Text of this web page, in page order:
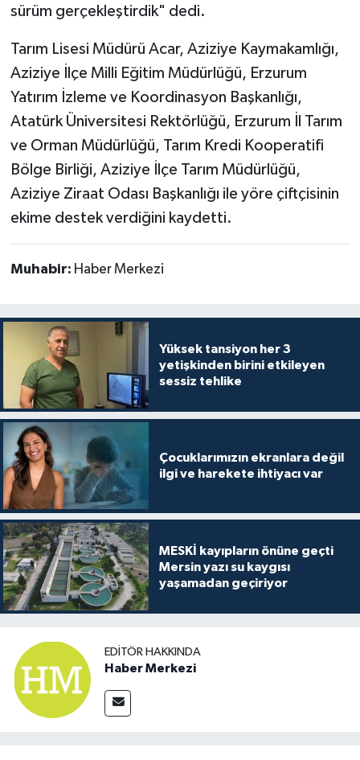
sürüm gerçekleştirdik" dedi.
Tarım Lisesi Müdürü Acar, Aziziye Kaymakamlığı,
Aziziye İlçe Milli Eğitim Müdürlüğü, Erzurum
Yatırım İzleme ve Koordinasyon Başkanlığı,
Atatürk Üniversitesi Rektörlüğü, Erzurum İl Tarım
ve Orman Müdürlüğü, Tarım Kredi Kooperatifi
Bölge Birliği, Aziziye İlçe Tarım Müdürlüğü,
Aziziye Ziraat Odası Başkanlığı ile yöre çiftçisinin
ekime destek verdiğini kaydetti.
Muhabir: Haber Merkezi
Yüksek tansiyon her 3
yetişkinden birini etkileyen
sessiz tehlike
Çocuklarımızın ekranlara değil
ilgi ve harekete ihtiyacı var
MESKİ kayıpların önüne geçti
Mersin yazı su kaygısı
yaşamadan geçiriyor
EDITÖR HAKKINDA
Haber Merkezi